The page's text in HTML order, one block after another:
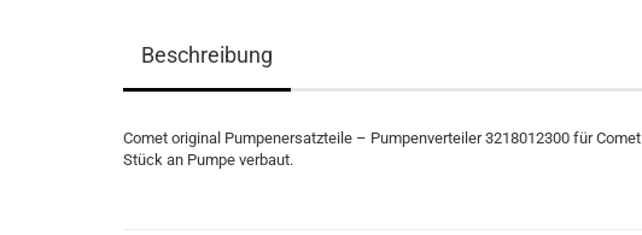
Beschreibung
Comet original Pumpenersatzteile – Pumpenverteiler 3218012300 für
Stück an Pumpe verbaut.